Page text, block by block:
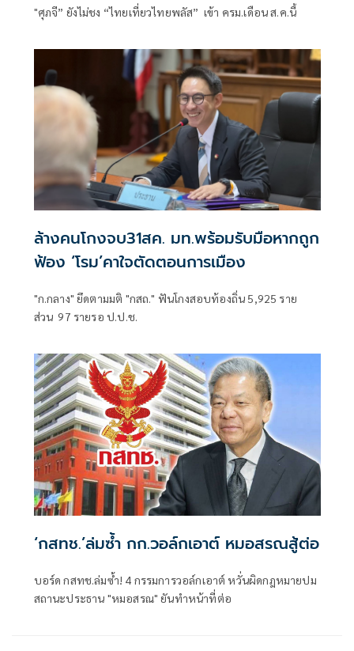
"ศุภจี” ยังไม่ชง “ไทยเที่ยวไทยพลัส” เข้า ครม.เดือน ส.ค.นี้
ล้างคนโกงจบ31สค. มท.พร้อมรับมือหากถูก
ฟ้อง ‘โรม’คาใจตัดตอนการเมือง
"ก.กลาง" ยึดตามมติ "กสถ." ฟันโกงสอบท้องถิ่น 5,925 ราย
ส่วน 97 รายรอ ป.ป.ช.
‘กสทช.’ล่มซํ้า กก.วอล์กเอาต์ หมอสรณสู้ต่อ
บอร์ด กสทช.ล่มซ้ำ! 4 กรรมการวอล์กเอาต์ หวั่นผิดกฎหมายปม
สถานะประธาน "หมอสรณ" ยันทำหน้าที่ต่อ